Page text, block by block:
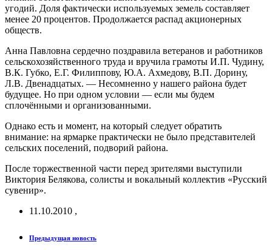
угодий. Доля фактически используемых земель составляет
менее 20 процентов. Продолжается распад акционерных
обществ.
Анна Павловна сердечно поздравила ветеранов и работников
сельскохозяйственного труда и вручила грамоты И.П. Чудину,
В.К. Губко, Е.Г. Филиппову, Ю.А. Ахмедову, В.П. Дорину,
Л.В. Двенадцатых. — Несомненно у нашего района будет
будущее. Но при одном условии — если мы будем
сплочёнными и организованными.
Однако есть и момент, на который следует обратить
внимание: на ярмарке практически не было представителей
сельских поселений, подворий района.
После торжественной части перед зрителями выступили
Виктория Белякова, солисты и вокальный коллектив «Русский
сувенир».
11.10.2010 ,
Предыдущая новость